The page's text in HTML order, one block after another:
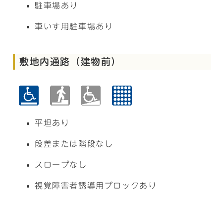
駐車場あり
車いす用駐車場あり
敷地内通路（建物前）
平坦あり
段差または階段なし
スロープなし
視覚障害者誘導用ブロックあり